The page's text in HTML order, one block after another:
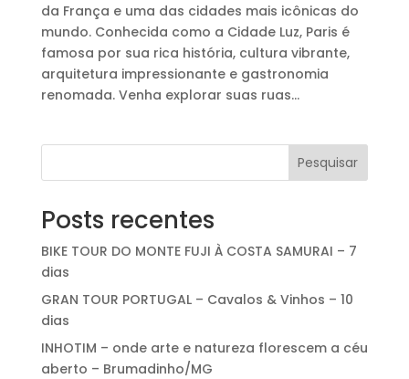
da França e uma das cidades mais icônicas do
mundo. Conhecida como a Cidade Luz, Paris é
famosa por sua rica história, cultura vibrante,
arquitetura impressionante e gastronomia
renomada. Venha explorar suas ruas...
Pesquisar
Posts recentes
BIKE TOUR DO MONTE FUJI À COSTA SAMURAI – 7
dias
GRAN TOUR PORTUGAL – Cavalos & Vinhos – 10
dias
INHOTIM – onde arte e natureza florescem a céu
aberto – Brumadinho/MG